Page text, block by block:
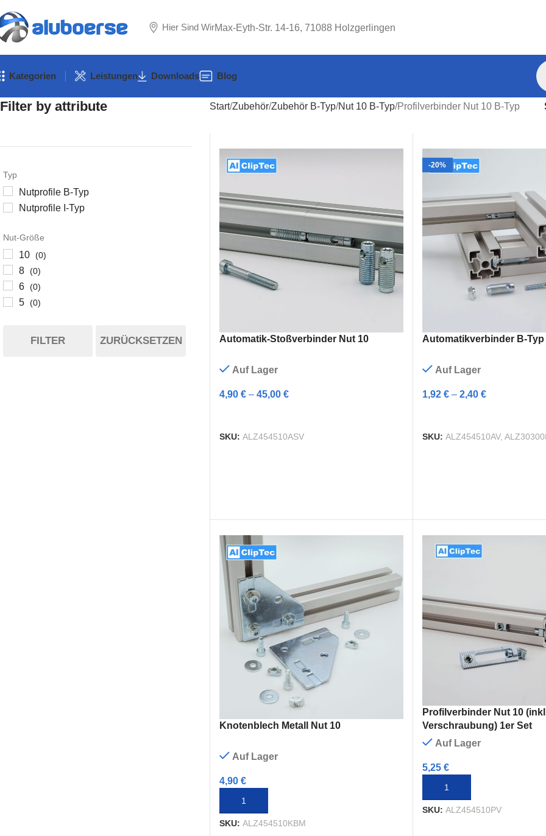
Hier Sind WirMax-Eyth-Str. 14-16, 71088 Holzgerlingen
Kategorien Leistungen Downloads Blog
Filter by attribute
Typ
Nutprofile B-Typ
Nutprofile I-Typ
Nut-Größe
10 (0)
8 (0)
6 (0)
5 (0)
FILTER ZURÜCKSETZEN
Start Zubehör Zubehör B-Typ Nut 10 B-Typ Profilverbinder Nut 10 B-Typ
Automatik-Stoßverbinder Nut 10
Auf Lager
4,90 € – 45,00 €
SKU: ALZ454510ASV
-20%
Automatikverbinder B-Typ
Auf Lager
1,92 € – 2,40 €
SKU: ALZ454510AV,
Knotenblech Metall Nut 10
Auf Lager
4,90 €
IN DEN WARENKORB
SKU: ALZ454510KBM
Profilverbinder Nut 10
Verschraubung) 1er Set
Auf Lager
5,25 €
IN DEN WARENKORB
SKU: ALZ454510PV